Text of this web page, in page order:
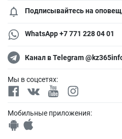
Подписывайтесь на
WhatsApp +7 771 228 04 01
Канал в Telegram
Мы в соцсетях:
Мобильные приложения: